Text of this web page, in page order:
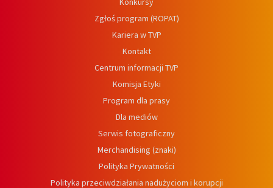
Zgłoś program (ROPAT)
Kariera w TVP
Kontakt
Centrum informacji TVP
Komisja Etyki
Program dla prasy
Dla mediów
Serwis fotograficzny
Merchandising (znaki)
Polityka Prywatności
Polityka przeciwdziałania nadużyciom i korupcji